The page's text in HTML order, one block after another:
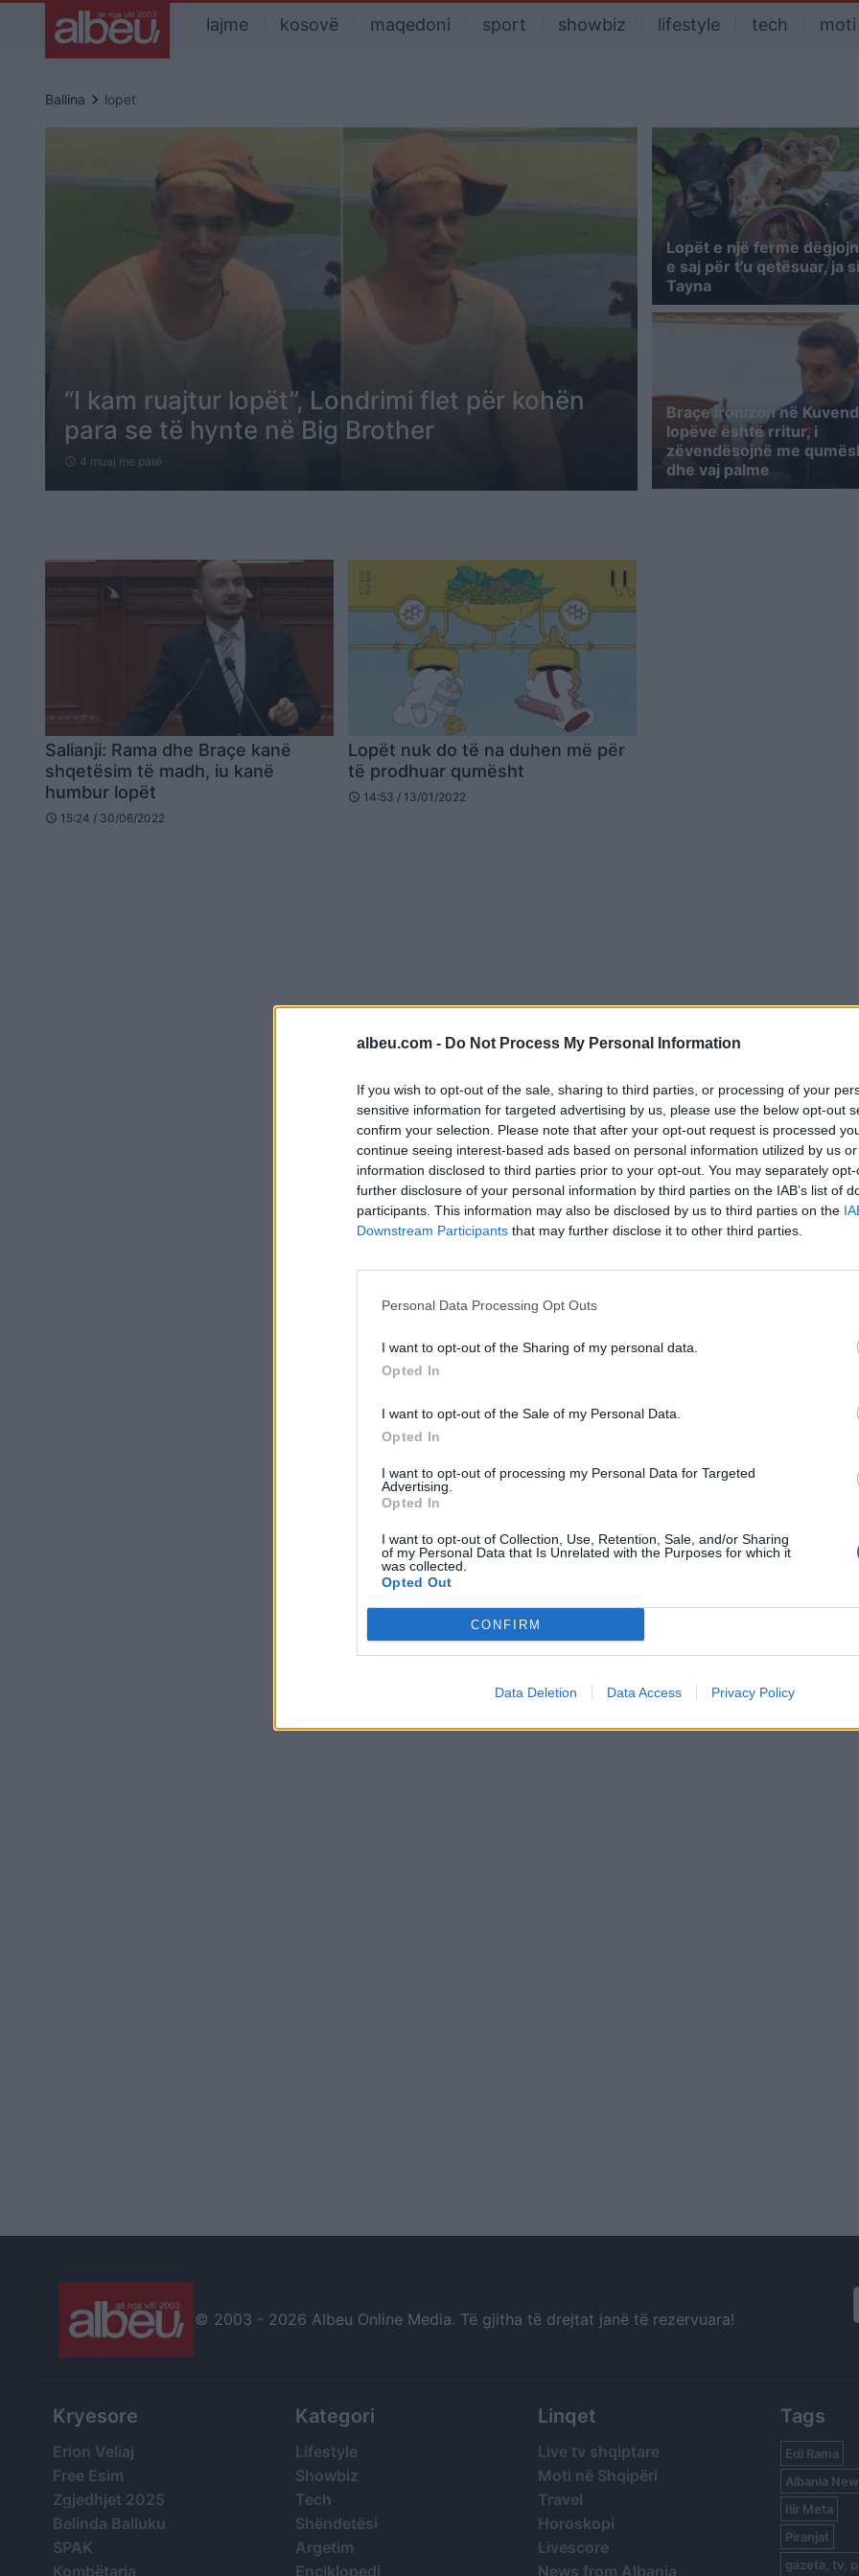
albeu.com - Do Not Process My Personal Information
If you wish to opt-out of the sale, sharing to third parties, or processing of your
sensitive information for targeted advertising by us, please use the below opt-out
confirm your selection. Please note that after your opt-out request is processed
continue seeing interest-based ads based on personal information utilized by us
information disclosed to third parties prior to your opt-out. You may separately
further disclosure of your personal information by third parties on the IAB’s list of
participants. This information may also be disclosed by us to third parties on the
Downstream Participants that may further disclose it to other third parties.
Personal Data Processing Opt Outs
I want to opt-out of the Sharing of my personal data.
Opted In
I want to opt-out of the Sale of my Personal Data.
Opted In
I want to opt-out of processing my Personal Data for Targeted
Advertising.
Opted In
I want to opt-out of Collection, Use, Retention, Sale, and/or Sharing
of my Personal Data that Is Unrelated with the Purposes for which it
was collected.
Opted Out
CONFIRM
Data Deletion Data Access Privacy Policy
lajme kosovë maqedoni sport showbiz lifestyle tech moti
Ballina keyboard_arrow_right lopet
“I kam ruajtur lopët”, Londrimi flet për kohën
para se të hynte në Big Brother
schedule 4 muaj me parë
Lopët e një ferme
e saj për t’u qetësuar, ja
Tayna
Braçe ironizon në
lopëve është rritur, i
zëvendësojnë me
dhe vaj palme
Salianji: Rama dhe Braçe kanë
shqetësim të madh, iu kanë
humbur lopët
schedule 15:24 / 30/06/2022
Lopët nuk do të na duhen më për
të prodhuar qumësht
schedule 14:53 / 13/01/2022
© 2003 - 2026 Albeu Online Media. Të gjitha të drejtat janë të rezervuara!
Kryesore
Erion Veliaj
Free Esim
Zgjedhjet 2025
Belinda Balluku
SPAK
Kombëtarja
Kategori
Lifestyle
Showbiz
Tech
Shëndetësi
Argetim
Enciklopedi
Linqet
Live tv shqiptare
Moti në Shqipëri
Travel
Horoskopi
Livescore
News from Albania
Tags
Edi Rama
Albania
Ilir Meta
Piranjat
gazeta, tv,